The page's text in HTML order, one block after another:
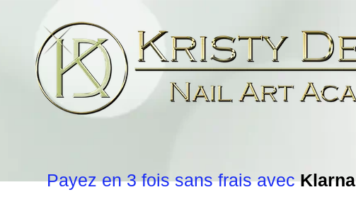
Payez en 3 fois sans frais avecKlarna